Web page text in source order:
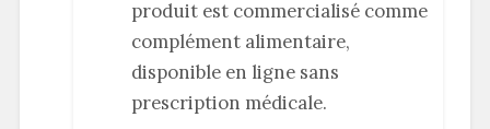
produit est commercialisé comme
complément alimentaire,
disponible en ligne sans
prescription médicale.